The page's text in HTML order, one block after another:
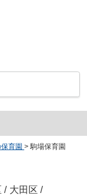
育園 > 駒場保育園
/ 大田区 /